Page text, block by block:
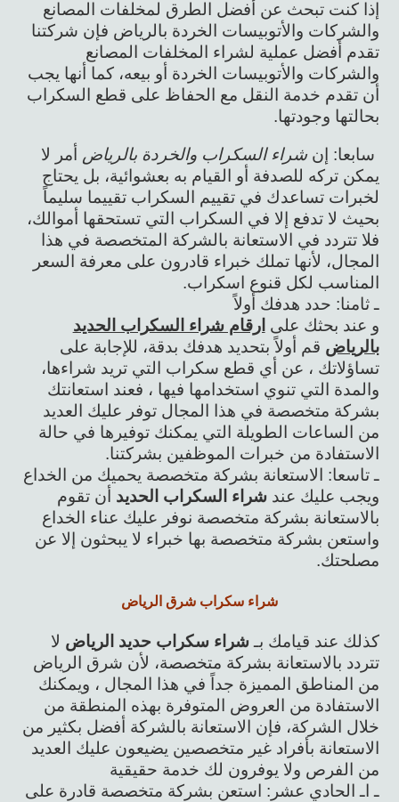
إذا كنت تبحث عن أفضل الطرق لمخلفات المصانع
والشركات والأتوبيسات الخردة بالرياض فإن شركتنا
تقدم أفضل عملية لشراء المخلفات المصانع
والشركات والأتوبيسات الخردة أو بيعه، كما أنها يجب
أن تقدم خدمة النقل مع الحفاظ على قطع السكراب
بحالتها وجودتها.
سابعا: إنشراء السكراب والخردة بالرياض أمر لا
يمكن تركه للصدفة أو القيام به بعشوائية، بل يحتاج
لخبرات تساعدك في تقييم السكراب تقييما سليماً
بحيث لا تدفع إلا في السكراب التي تستحقها أموالك،
فلا تتردد في الاستعانة بالشركة المتخصصة في هذا
المجال، لأنها تملك خبراء قادرون على معرفة السعر
المناسب لكل قنوع اسكراب.
ـ ثامنا: حدد هدفك أولاً
و عند بحثك على ارقام شراء السكراب الحديد
بالرياض قم أولاً بتحديد هدفك بدقة، للإجابة على
تساؤلاتك ، عن أي قطع سكراب التي تريد شراءها،
والمدة التي تنوي استخدامها فيها ، فعند استعانتك
بشركة متخصصة في هذا المجال توفر عليك العديد
من الساعات الطويلة التي يمكنك توفيرها في حالة
الاستفادة من خبرات الموظفين بشركتنا.
ـ تاسعا: الاستعانة بشركة متخصصة يحميك من الخداع
ويجب عليك عند شراء السكراب الحديد أن تقوم
بالاستعانة بشركة متخصصة نوفر عليك عناء الخداع
واستعن بشركة متخصصة بها خبراء لا يبحثون إلا عن
مصلحتك.
شراء سكراب شرق الرياض
كذلك عند قيامك بـ شراء سكراب حديد الرياض لا
تتردد بالاستعانة بشركة متخصصة، لأن شرق الرياض
من المناطق المميزة جداً في هذا المجال ، ويمكنك
الاستفادة من العروض المتوفرة بهذه المنطقة من
خلال الشركة، فإن الاستعانة بالشركة أفضل بكثير من
الاستعانة بأفراد غير متخصصين يضيعون عليك العديد
من الفرص ولا يوفرون لك خدمة حقيقية
ـ اـ الحادي عشر: استعن بشركة متخصصة قادرة على